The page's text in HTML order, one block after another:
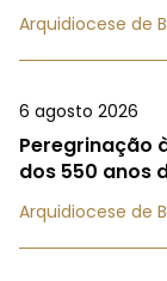
Arquidiocese de
6 agosto 2026
Peregrinação
dos 550 anos
Arquidiocese de